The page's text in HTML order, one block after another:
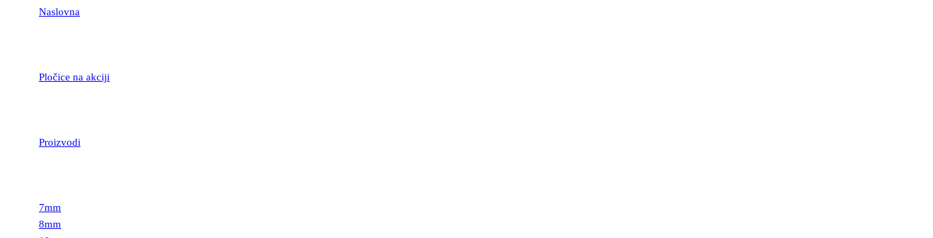
Naslovna
Pločice na akciji
Proizvodi
7mm
8mm